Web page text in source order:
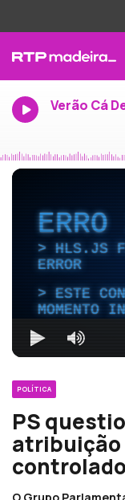
Verão Cá
ERRO
HLS.JS
ERROR
ESTE
MOMENTO
POLÍTICA
PS
atribuição
O Grupo